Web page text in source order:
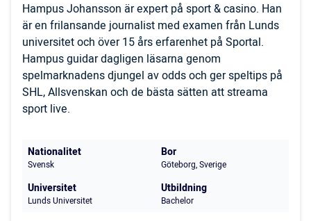
Hampus Johansson är expert på sport & casino. Han
är en frilansande journalist med examen från Lunds
universitet och över 15 års erfarenhet på Sportal.
Hampus guidar dagligen läsarna genom
spelmarknadens djungel av odds och ger speltips på
SHL, Allsvenskan och de bästa sätten att streama
sport live.
Nationalitet
Svensk
Bor
Göteborg, Sverige
Universitet
Lunds Universitet
Utbildning
Bachelor